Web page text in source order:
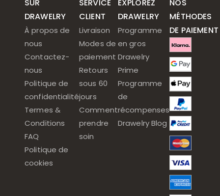
SUR
DRAWELRY
À propos de
nous
Contactez-
nous
Politique de
confidentialité
Termes &
Conditions
FAQ
Politique de
cookies
SERVICE
CLIENT
Livraison
Modes de
paiement
Retours
sous 60
jours
Comment
prendre
soin
EXPLOREZ
DRAWELRY
Programme
en gros
Drawelry
Prime
Programme
de
récompenses
Drawelry Blog
NOS
MÉTHODES
DE PAIEMENT